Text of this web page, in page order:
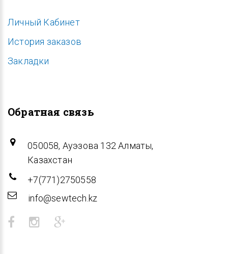
Личный Кабинет
История заказов
Закладки
Обратная связь
050058, Ауэзова 132 Алматы,
Казахстан
+7(771)2750558
info@sewtech.kz